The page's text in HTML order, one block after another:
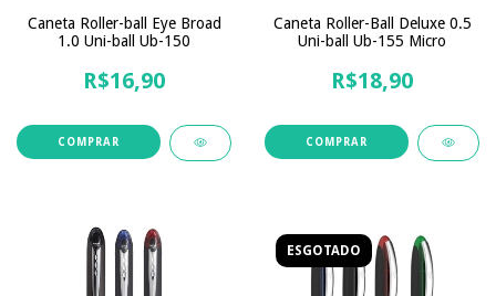
Caneta Roller-ball Eye Broad
1.0 Uni-ball Ub-150
R$16,90
COMPRAR
Caneta Roller-Ball Deluxe 0.5
Uni-ball Ub-155 Micro
R$18,90
COMPRAR
ESGOTADO